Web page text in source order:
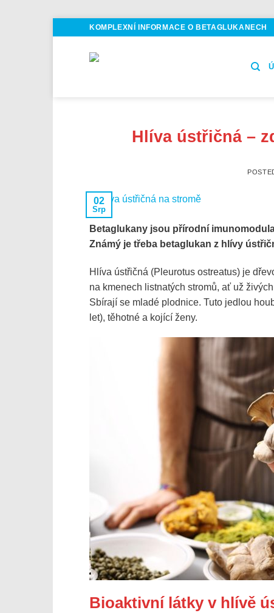
KOMPLEXNÍ INFORMACE O BETAGLUKANECH
Hlíva ústřičná –
02
Srp
Betaglukany jsou přírodní
Známý je třeba betaglukan z hlívy
Hlíva ústřičná (Pleurotus ostreatus) je
na kmenech listnatých stromů, ať už
Sbírají se mladé plodnice. Tuto jedlou
let), těhotné a kojící ženy.
Bioaktivní látky v hlívě